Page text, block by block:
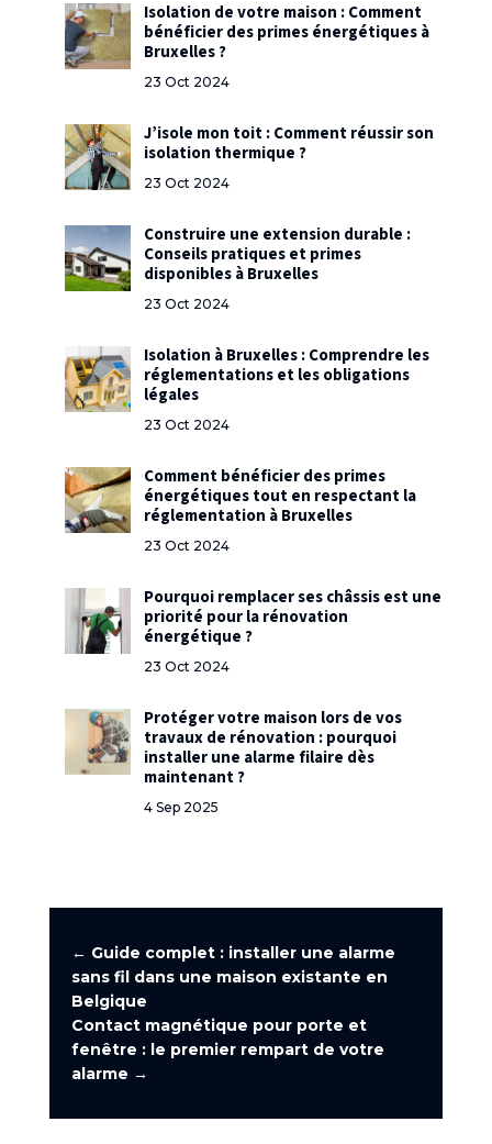
Isolation de votre maison : Comment
bénéficier des primes énergétiques à
Bruxelles ?
23 Oct 2024
J’isole mon toit : Comment réussir son
isolation thermique ?
23 Oct 2024
Construire une extension durable :
Conseils pratiques et primes
disponibles à Bruxelles
23 Oct 2024
Isolation à Bruxelles : Comprendre les
réglementations et les obligations
légales
23 Oct 2024
Comment bénéficier des primes
énergétiques tout en respectant la
réglementation à Bruxelles
23 Oct 2024
Pourquoi remplacer ses châssis est une
priorité pour la rénovation
énergétique ?
23 Oct 2024
Protéger votre maison lors de vos
travaux de rénovation : pourquoi
installer une alarme filaire dès
maintenant ?
4 Sep 2025
← Guide complet : installer une alarme
sans fil dans une maison existante en
Belgique
Contact magnétique pour porte et
fenêtre : le premier rempart de votre
alarme →